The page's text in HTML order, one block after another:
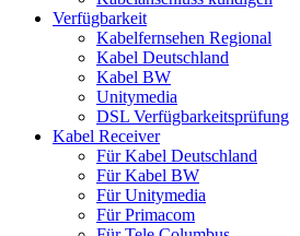
Verfügbarkeit
Kabelfernsehen Regional
Kabel Deutschland
Kabel BW
Unitymedia
DSL Verfügbarkeitsprüfung
Kabel Receiver
Für Kabel Deutschland
Für Kabel BW
Für Unitymedia
Für Primacom